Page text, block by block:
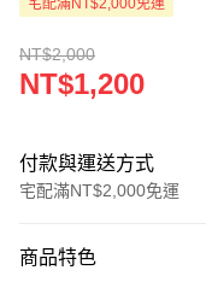
宅配滿NT$2,000免運
NT$2,000
NT$1,200
付款與運送方式
宅配滿NT$2,000免運
信用卡一次付款
商品特色